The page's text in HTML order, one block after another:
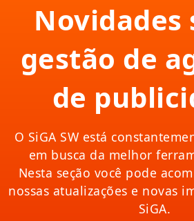
Novidades
gestão de
de
O SiGA SW está
em busca da melhor
Nesta seção você pode
nossas atualizações e novas
SiGA.